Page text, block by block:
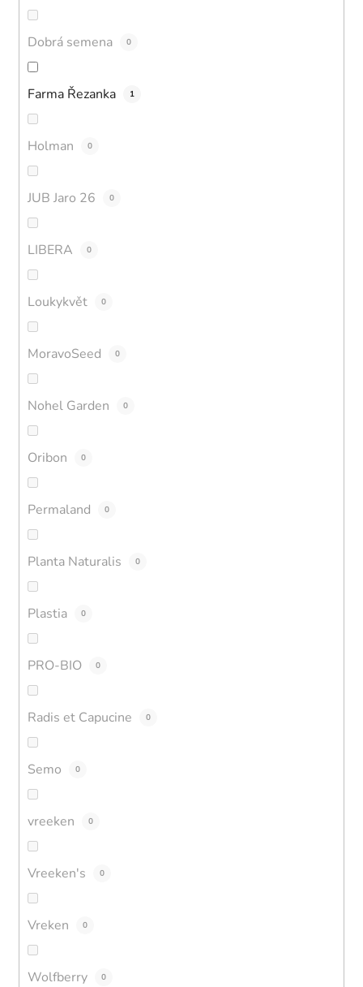
Dobrá semena 0
Farma Řezanka 1
Holman 0
JUB Jaro 26 0
LIBERA 0
Loukykvět 0
MoravoSeed 0
Nohel Garden 0
Oribon 0
Permaland 0
Planta Naturalis 0
Plastia 0
PRO-BIO 0
Radis et Capucine 0
Semo 0
vreeken 0
Vreeken's 0
Vreken 0
Wolfberry 0